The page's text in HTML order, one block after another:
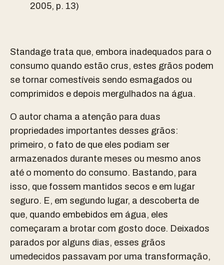
2005, p. 13)
Standage trata que, embora inadequados para o
consumo quando estão crus, estes grãos podem
se tornar comestíveis sendo esmagados ou
comprimidos e depois mergulhados na água.
O autor chama a atenção para duas
propriedades importantes desses grãos:
primeiro, o fato de que eles podiam ser
armazenados durante meses ou mesmo anos
até o momento do consumo. Bastando, para
isso, que fossem mantidos secos e em lugar
seguro. E, em segundo lugar, a descoberta de
que, quando embebidos em água, eles
começaram a brotar com gosto doce. Deixados
parados por alguns dias, esses grãos
umedecidos passavam por uma transformação,